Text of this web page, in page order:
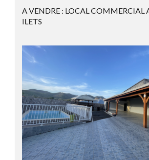
A VENDRE : LOCAL COMMERCIAL
ILETS